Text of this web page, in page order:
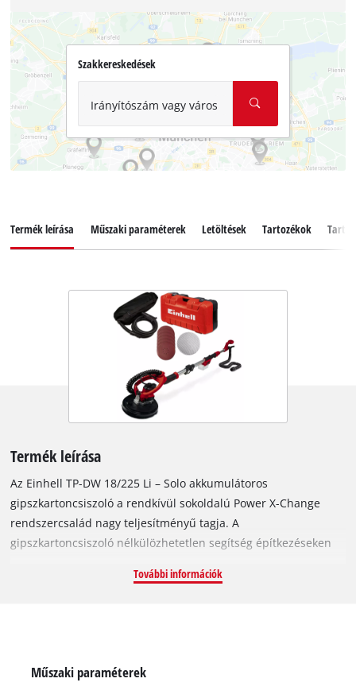
Szakkereskedések
Irányítószám vagy város
Termék leírása Műszaki paraméterek Letöltések Tartozékok
Termék leírása
Az Einhell TP-DW 18/225 Li – Solo akkumulátoros
gipszkartoncsiszoló a rendkívül sokoldalú Power X-Change
rendszercsalád nagy teljesítményű tagja. A
gipszkartoncsiszoló nélkülözhetetlen segítség építkezéseken
függőleges vagy a mennyezetre rögzített gipszkartontáblákat.
huzamosabb ideig történő használat esetén is könnyű
További információk
Műszaki paraméterek